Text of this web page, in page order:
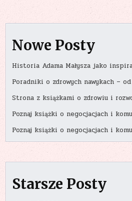
Nowe Posty
Historia Adama Małysza jako
Poradniki o zdrowych nawykach –
Strona z książkami o zdrowiu i
Poznaj książki o negocjacjach i
Poznaj książki o negocjacjach i
Starsze Posty